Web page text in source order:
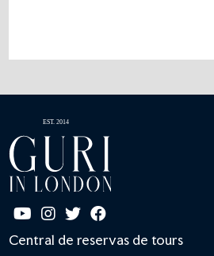
Central de reservas de tours